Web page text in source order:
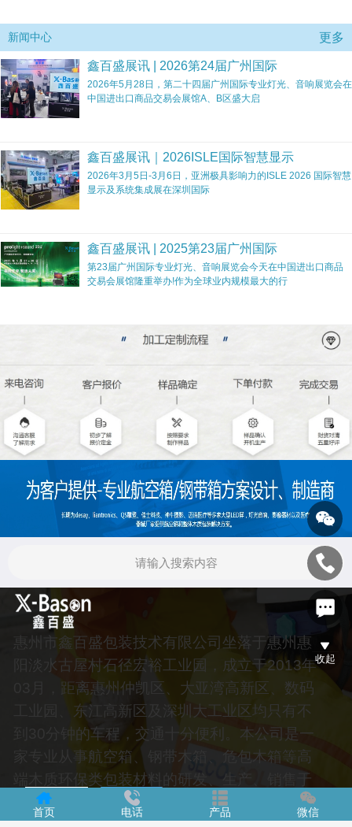
新闻中心 更多
鑫百盛展讯 | 2026第24届广州国际
2026年5月28日，第二十四届广州国际专业灯光、音响展览会在
中国进出口商品交易会展馆A、B区盛大启
鑫百盛展讯｜2026ISLE国际智慧显示
2026年3月5日-3月6日，亚洲极具影响力的ISLE 2026 国际智慧
显示及系统集成展在深圳国际
鑫百盛展讯 | 2025第23届广州国际
第23届广州国际专业灯光、音响展览会今天在中国进出口商品
交易会展馆隆重举办!作为全球业内规模最大的行
惠州市鑫百盛包装技术有限公司坐落于惠州惠
阳淡水古屋村石径宏裕工业园，成立于2013年
03月，距离惠州仲凯区、大亚湾高新区、数码
工业园、东江高新区及深圳大工业区均只有不
到30分钟的车程，交通十分便利。本公司是一
家专业从事航空箱、钢带木箱、危包木箱等高
端木质环保类包装材料的研发、生产、销售于
一体的包装企业。
收起
首页 电话 产品 微信